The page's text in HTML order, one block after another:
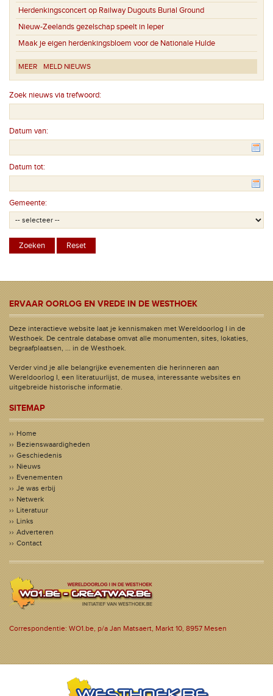
Herdenkingsconcert op Railway Dugouts Burial Ground
Nieuw-Zeelands gezelschap speelt in Ieper
Maak je eigen herdenkingsbloem voor de Nationale Hulde
MEER MELD NIEUWS
Zoek nieuws via trefwoord:
Datum van:
Datum tot:
Gemeente:
ERVAAR OORLOG EN VREDE IN DE WESTHOEK
Deze interactieve website laat je kennismaken met Wereldoorlog I in de
Westhoek. De centrale database omvat alle monumenten, sites, lokaties,
begraafplaatsen, ... in de Westhoek.
Verder vind je alle belangrijke evenementen die herinneren aan
Wereldoorlog I, een literatuurlijst, de musea, interessante websites en
uitgebreide historische informatie.
SITEMAP
Home
Bezienswaardigheden
Geschiedenis
Nieuws
Evenementen
Je was erbij
Netwerk
Literatuur
Links
Adverteren
Contact
Correspondentie: WO1.be, p/a Jan Matsaert, Markt 10, 8957 Mesen